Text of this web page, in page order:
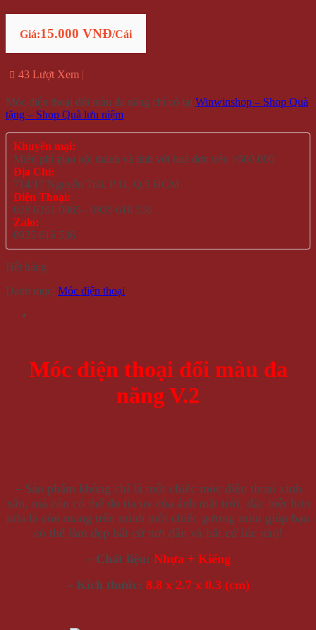
Giá:15.000 VNĐ/Cái
43 Lượt Xem
Móc điện thoại đổi màu đa năng chỉ có tại Winwinshop – Shop Quà
tặng – Shop Quà lưu niệm
Khuyến mại:
Miễn phí giao nội thành và tỉnh với hoá đơn trên >500.000
Địa Chỉ:
714/17 Nguyễn Trãi, P.11, Q.5 HCM
Điện Thoại:
028 6261 0065 - 0935 616 536
Zalo:
0935 616 536
Hết hàng
Danh mục: Móc điện thoại
Móc điện thoại đổi màu đa
năng V.2
– Sản phẩm không chỉ là một chiếc móc điện thoại xinh
xắn, mà còn có thể đo tia uv của ánh mặt trời, đặc biệt hơn
nữa là còn mang trên mình một chiếc gương mini giúp bạn
có thể làm đẹp bất cứ nơi đâu và bất cứ lúc nào!
– Chất liệu: Nhựa + Kiếng
– Kích thước: 8.8 x 2.7 x 0.3 (cm)